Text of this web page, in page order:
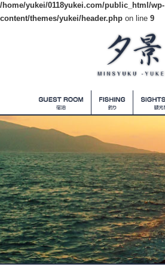
/home/yukei/0118yukei.com/public_html/wp-
content/themes/yukei/header.php on line 9